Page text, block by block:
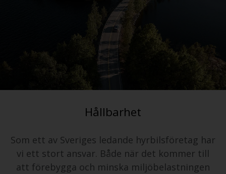
Hållbarhet
Som ett av Sveriges ledande hyrbilsföretag har
vi ett stort ansvar. Både när det kommer till
att förebygga och minska miljöbelastningen